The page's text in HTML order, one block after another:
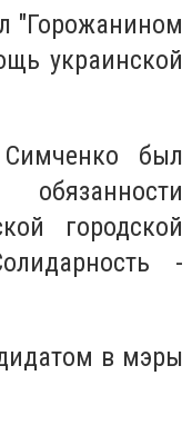
"Горожанином
украинской
Симченко был
городской
-
в мэры